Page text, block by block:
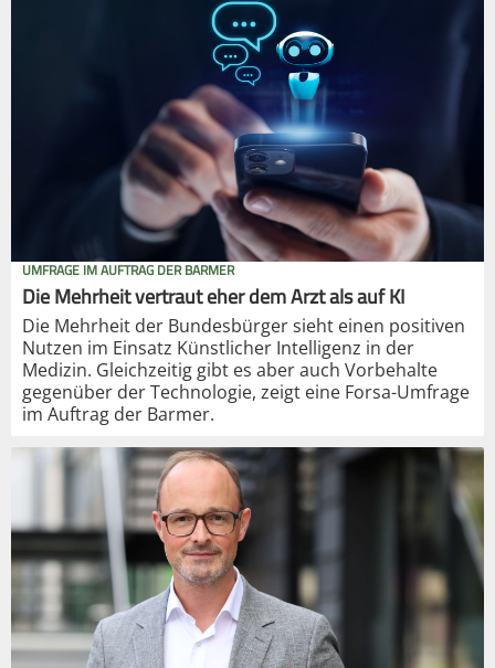
UMFRAGE IM AUFTRAG DER BARMER
Die Mehrheit vertraut eher dem Arzt als auf KI
Die Mehrheit der Bundesbürger sieht einen positiven
Nutzen im Einsatz Künstlicher Intelligenz in der
Medizin. Gleichzeitig gibt es aber auch Vorbehalte
gegenüber der Technologie, zeigt eine Forsa-Umfrage
im Auftrag der Barmer.